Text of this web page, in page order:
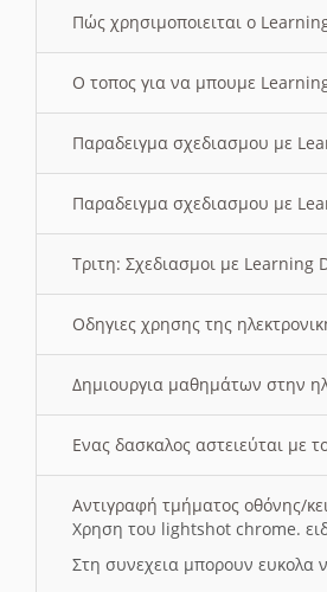
Πώς χρησιμοποιειται ο
O τοπος για να μπουμε
Παραδειγμα σχεδιασμου με
Παραδειγμα σχεδιασμου με
Τριτη: Σχεδιασμοι με Learning
Οδηγιες χρησης της
Δημιουργια μαθημάτων στην
Ενας δασκαλος αστειεύται
Αντιγραφή τμήματος οθόνης/
Χρηση του lightshot chrome.
Στη συνεχεια μπορουν ευκολα